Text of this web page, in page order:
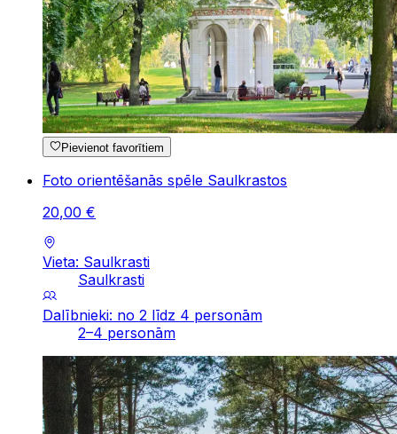
Pievienot favorītiem
Foto orientēšanās spēle Saulkrastos
20,00 €
Vieta: Saulkrasti
Saulkrasti
Dalībnieki: no 2 līdz 4 personām
2–4 personām